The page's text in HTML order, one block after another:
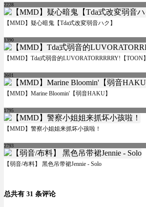
2228
【MMD】疑心暗鬼【Tda式改変弱音ハク】
1390
【MMD】Tda式弱音的LUVORATORRRRRY!【TOON】
3601
【MMD】Marine Bloomin'【弱音HAKU】
1795
【MMD】警察小姐姐来抓坏小孩啦！
2793
【弱音/布料】 黑色吊带裙Jennie - Solo
总共有 31 条评论